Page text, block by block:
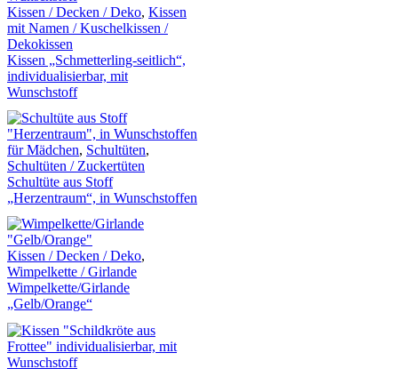
Kissen / Decken / Deko, Kissen
mit Namen / Kuschelkissen /
Dekokissen
Kissen „Schmetterling-seitlich“,
individualisierbar, mit
Wunschstoff
für Mädchen, Schultüten,
Schultüten / Zuckertüten
Schultüte aus Stoff
„Herzentraum“, in Wunschstoffen
Kissen / Decken / Deko,
Wimpelkette / Girlande
Wimpelkette/Girlande
„Gelb/Orange“